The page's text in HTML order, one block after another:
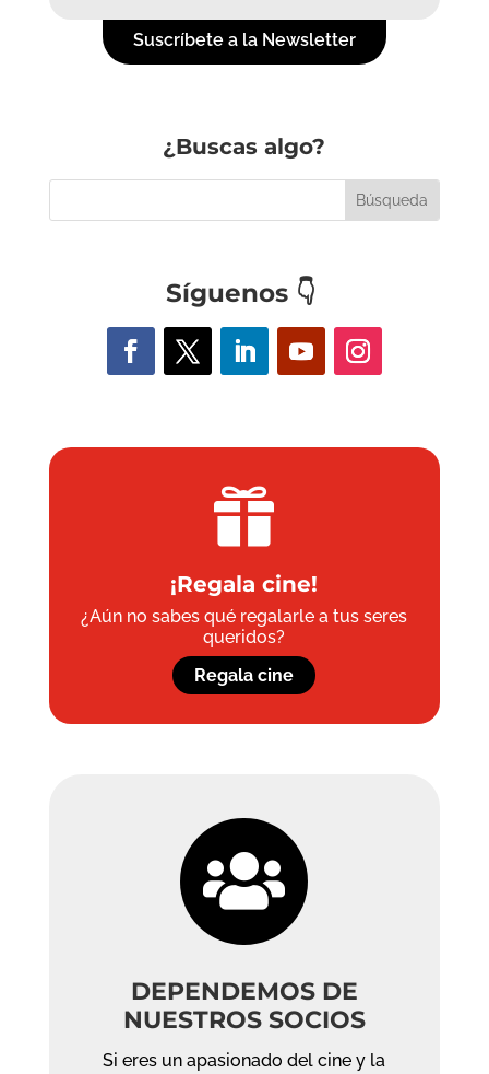
Suscríbete a la Newsletter
¿Buscas algo?
Síguenos 👇

¡Regala cine!
¿Aún no sabes qué regalarle a tus seres
queridos?
Regala cine

DEPENDEMOS DE
NUESTROS SOCIOS
Si eres un apasionado del cine y la